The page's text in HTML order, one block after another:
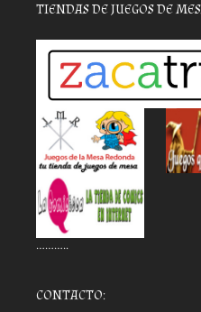
TIENDAS DE JUEGOS DE
………..
CONTACTO: